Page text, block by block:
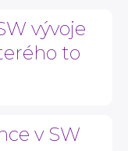
vývoje
to
v SW